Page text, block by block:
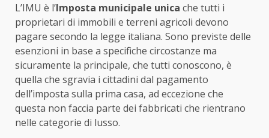
L’IMU è l’Imposta municipale unica che tutti i
proprietari di immobili e terreni agricoli devono
pagare secondo la legge italiana. Sono previste delle
esenzioni in base a specifiche circostanze ma
sicuramente la principale, che tutti conoscono, è
quella che sgravia i cittadini dal pagamento
dell’imposta sulla prima casa, ad eccezione che
questa non faccia parte dei fabbricati che rientrano
nelle categorie di lusso.